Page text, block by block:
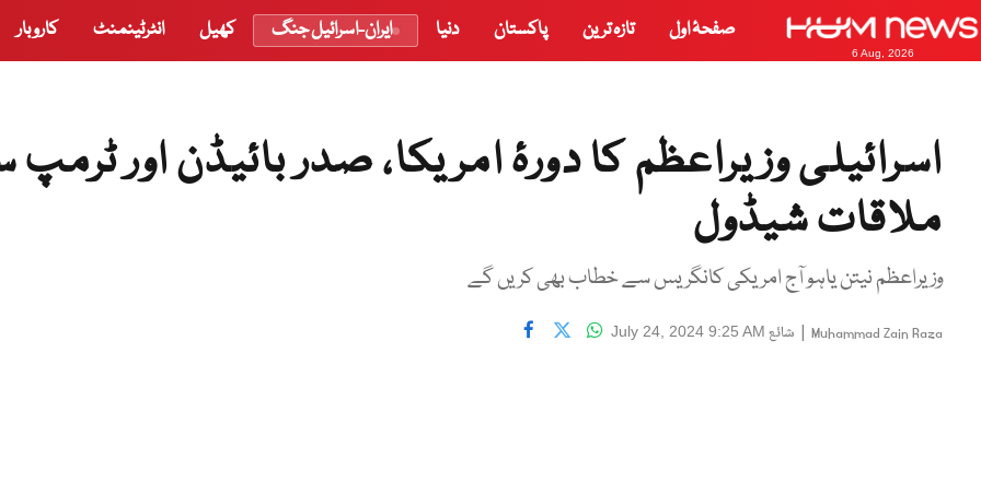
6 Aug, 2026
صفحۂ اول تازہ ترین پاکستان دنیا ایران-اسرائیل جنگ کھیل انٹرٹینمنٹ کاروبار
اسرائیلی وزیراعظم کا دورۂ امریکا، صدر بائیڈن اور
ملاقات شیڈول
وزیراعظم نیتن یاہو آج امریکی کانگریس سے خطاب بھی کریں گے
Muhammad Zain Raza
| شائع July 24, 2024 9:25 AM